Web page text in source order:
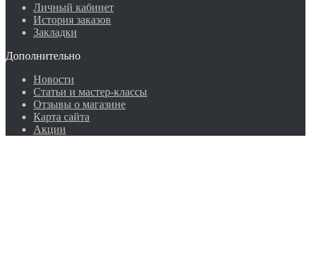
Личный кабинет
История заказов
Закладки
Дополнительно
Новости
Статьи и мастер-классы
Отзывы о магазине
Карта сайта
Акции